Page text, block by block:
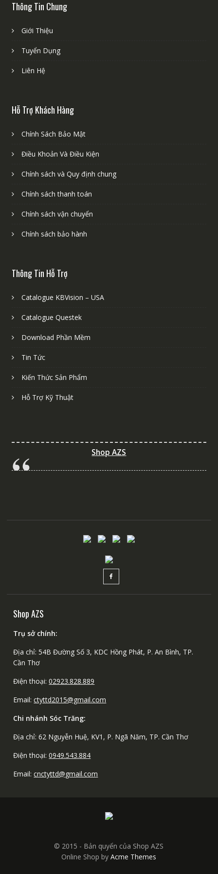
Thông Tin Chung
Giới Thiệu
Tuyển Dụng
Liên Hệ
Hỗ Trợ Khách Hàng
Chính Sách Bảo Mật
Điều Khoản Và Điều Kiện
Chính sách và Quy định chung
Chính sách thanh toán
Chính sách vận chuyển
Chính sách bảo hành
Thông Tin Hỗ Trợ
Catalogue KBVision – USA
Catalogue Questek
Download Phần Mềm
Tin Tức
Kiến Thức Sản Phẩm
Hỗ Trợ Kỹ Thuật
Shop AZS
Shop AZS
Trụ sở chính:
Địa chỉ: 54B Đường Số 3, KDC Hồng Phát, P. An Bình, TP.
Cần Thơ
Điện thoại:02923.828.889
Email:ctyttd2015@gmail.com
Chi nhánh Sóc Trăng:
Địa chỉ: 62 Nguyễn Huệ, KV1, P. Ngã Năm, TP. Cần Thơ
Điện thoại:0949.543.884
Email:cnctyttd@gmail.com
© 2015 - Bản quyển của Shop AZS
Online Shop byAcme Themes